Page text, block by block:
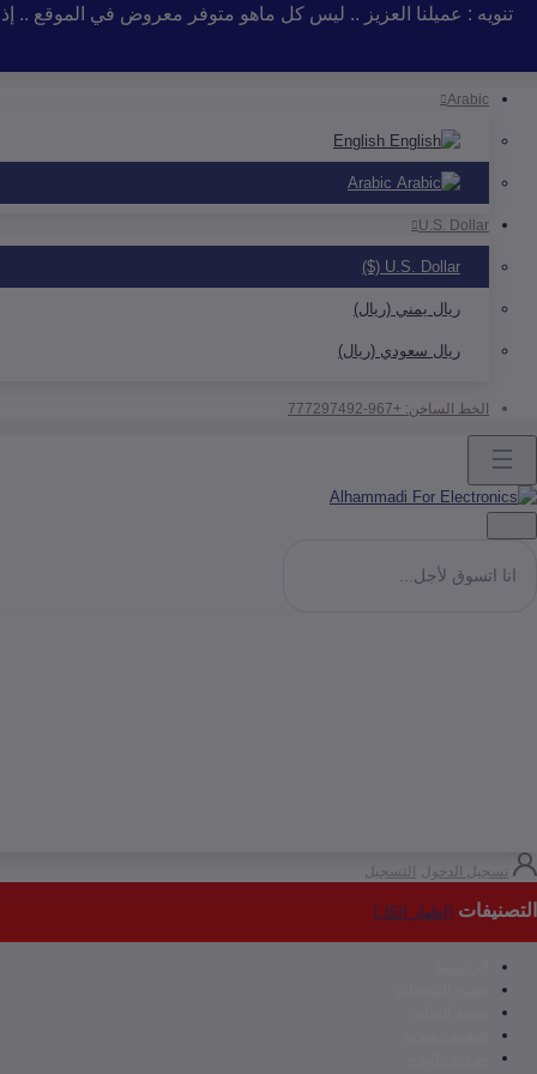
تنويه : عميلنا العزيز .. ليس كل ماهو متوفر معروض في الموقع ..
Arabic
English
Arabic
U.S. Dollar
U.S. Dollar ($)
ريال يمني (ريال)
ريال سعودي (ريال)
الخط الساخن: +967-777297492
تسجيل الدخول التسجيل
التصنيفات (اظهار الكل)